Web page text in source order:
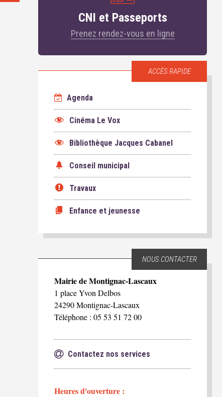
CNI et Passeports
Prenez rendez-vous en ligne
ACCÈS RAPIDE
Agenda
Cinéma Le Vox
Bibliothèque Jacques Cabanel
Conseil municipal
Travaux
Enfance et jeunesse
NOUS CONTACTER
Mairie de Montignac-Lascaux
1 place Yvon Delbos
24290 Montignac-Lascaux
Téléphone : 05 53 51 72 00
Contactez nos services
Heures d'ouverture :